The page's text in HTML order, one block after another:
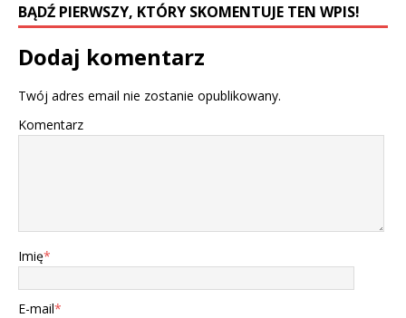
BĄDŹ PIERWSZY, KTÓRY SKOMENTUJE TEN WPIS!
Dodaj komentarz
Twój adres email nie zostanie opublikowany.
Komentarz
Imię*
E-mail*